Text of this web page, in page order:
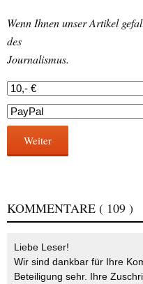
Wenn Ihnen unser Artikel
des
Journalismus.
Weiter
KOMMENTARE ( 109 )
Liebe Leser!
Wir sind dankbar für Ihre
Beteiligung sehr. Ihre